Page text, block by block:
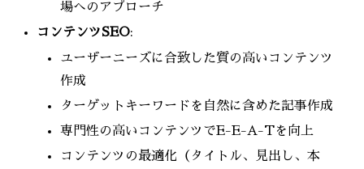
場へのアプローチ
コンテンツSEO:
ユーザーニーズに合致した質の高いコンテンツ
作成
ターゲットキーワードを自然に含めた記事作成
専門性の高いコンテンツでE-E-A-Tを向上
コンテンツの最適化（タイトル、見出し、本